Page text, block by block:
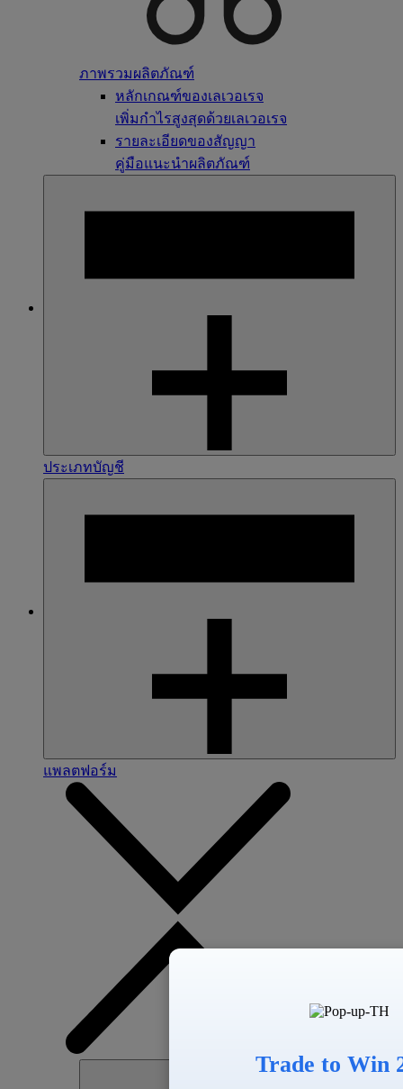
ภาพรวมผลิตภัณฑ์
หลักเกณฑ์ของเลเวอเรจ
เพิ่มกำไรสูงสุดด้วยเลเวอเรจ
รายละเอียดของสัญญา
คู่มือแนะนำผลิตภัณฑ์
ประเภทบัญชี
แพลตฟอร์ม
Trade to Win